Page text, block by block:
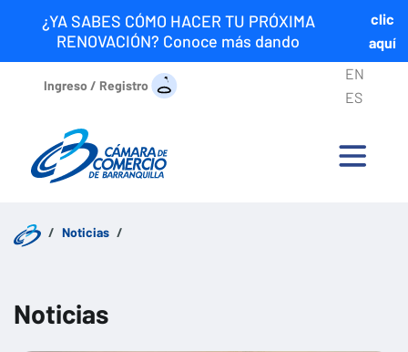
¿YA SABES CÓMO HACER TU PRÓXIMA
RENOVACIÓN? Conoce más dando
clic
aquí
Ingreso / Registro
EN
ES
Noticias
Noticias